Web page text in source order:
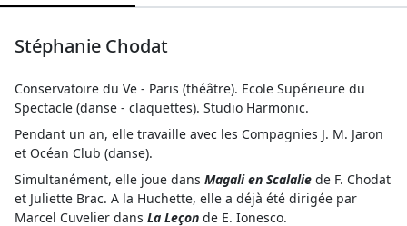
Stéphanie Chodat
Conservatoire du Ve - Paris (théâtre). Ecole Supérieure du
Spectacle (danse - claquettes). Studio Harmonic.
Pendant un an, elle travaille avec les Compagnies J. M. Jaron
et Océan Club (danse).
Simultanément, elle joue dans Magali en Scalalie de F. Chodat
et Juliette Brac. A la Huchette, elle a déjà été dirigée par
Marcel Cuvelier dans La Leçon de E. Ionesco.